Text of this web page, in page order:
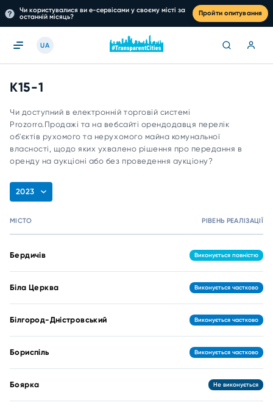
Чи користувалися ви е-сервісами у своєму місті за
останній місяць?
Пройти опитування
UA
K15-1
Чи доступний в електронній торговій системі
Prozorro.Продажі та на вебсайті орендодавця перелік
об'єктів рухомого та нерухомого майна комунальної
власності, щодо яких ухвалено рішення про передання в
оренду на аукціоні або без проведення аукціону?
2023
МІСТО РІВЕНЬ РЕАЛІЗАЦІЇ
Бердичів Виконується повністю
Біла Церква Виконується частково
Білгород-Дністровський Виконується частково
Бориспіль Виконується частково
Боярка Не виконується